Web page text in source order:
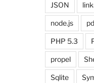
JSON
node.js
PHP 5.3
propel
Sqlite